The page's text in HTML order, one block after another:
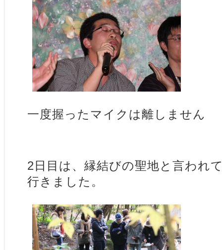
一度握ったマイクは離しません
2日目は、縁結びの聖地と言われ
行きました。